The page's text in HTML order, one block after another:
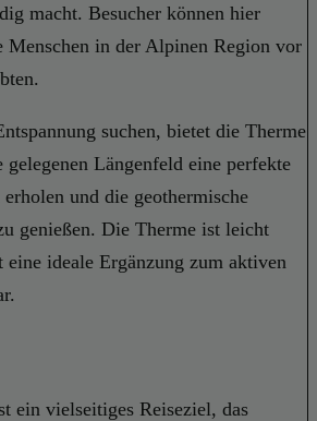
macht. Besucher können hier
Menschen in der Alpinen Region vor
suchen, bietet die Therme
gelegenen Längenfeld eine perfekte
und die geothermische
genießen. Die Therme ist leicht
ideale Ergänzung zum aktiven
ein vielseitiges Reiseziel, das